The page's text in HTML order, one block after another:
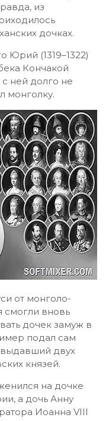
из
дочках.
Юрий (1319–1322)
Кончакой
ней долго не
монголку.
от монголо-
смогли вновь
дочек замуж в
подал сам
выдавший двух
князей.
на дочке
а дочь Анну
Иоанна VIII